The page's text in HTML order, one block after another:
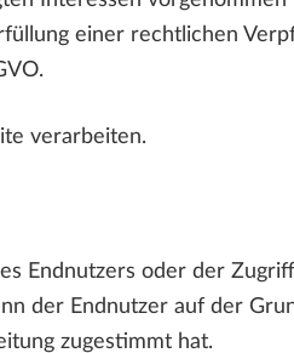
einer rechtlichen
verarbeiten.
Endnutzers oder der
der Endnutzer auf der
zugestimmt hat.